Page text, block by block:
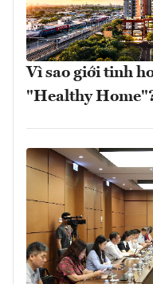
Vì sao giới tinh
"Healthy